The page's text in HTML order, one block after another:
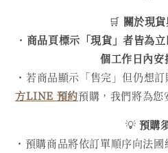
🛒 關於現
・ 商品頁標示「現貨」者皆為
個工作日內安
・若商品顯示「售完」但仍想
方LINE 預約預購，我們將為您
💡 預購
・預購商品將依訂單順序向法